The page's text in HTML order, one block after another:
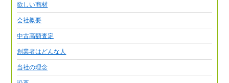
欲しい商材
会社概要
中古高額査定
創業者はどんな人
当社の理念